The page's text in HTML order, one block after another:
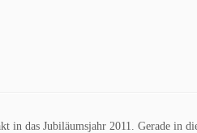
in das Jubiläumsjahr 2011. Gerade in